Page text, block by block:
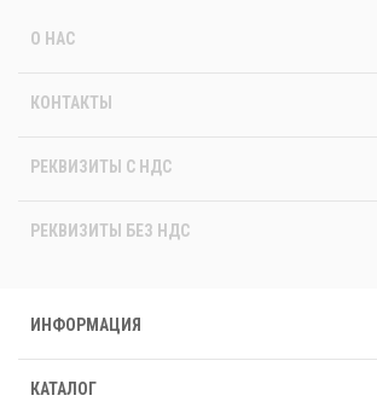
О НАС
КОНТАКТЫ
РЕКВИЗИТЫ C НДС
РЕКВИЗИТЫ БЕЗ НДС
ИНФОРМАЦИЯ
КАТАЛОГ